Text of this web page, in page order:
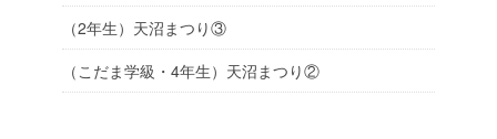
（2年生）天沼まつり③
（こだま学級・4年生）天沼まつり②